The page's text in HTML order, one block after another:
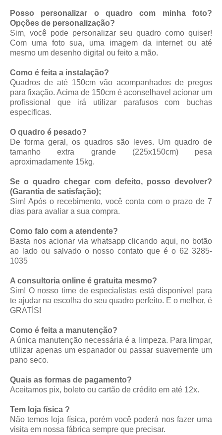
Posso personalizar o quadro com minha foto?
Opções de personalização?
Sim, você pode personalizar seu quadro como quiser!
Com uma foto sua, uma imagem da internet ou até
mesmo um desenho digital ou feito a mão.
Como é feita a instalação?
Quadros de até 150cm vão acompanhados de pregos
para fixação. Acima de 150cm é aconselhavel acionar um
profissional que irá utilizar parafusos com buchas
especificas.
O quadro é pesado?
De forma geral, os quadros são leves. Um quadro de
tamanho extra grande (225x150cm) pesa
aproximadamente 15kg.
Se o quadro chegar com defeito, posso devolver?
(Garantia de satisfação);
Sim! Após o recebimento, você conta com o prazo de 7
dias para avaliar a sua compra.
Como falo com a atendente?
Basta nos acionar via whatsappclicando aqui, no botão
ao lado ou salvado o nosso contato que é o 62 3285-
1035
A consultoria online é gratuita mesmo?
Sim! O nosso time de especialistas está disponivel para
te ajudar na escolha do seu quadro perfeito. E o melhor, é
GRATÍS!
Como é feita a manutenção?
A única manutenção necessária é a limpeza. Para limpar,
utilizar apenas um espanador ou passar suavemente um
pano seco.
Quais as formas de pagamento?
Aceitamos pix, boleto ou cartão de crédito em até 12x.
Tem loja física ?
Não temos loja física, porém você poderá nos fazer uma
visita em nossa fábrica sempre que precisar.